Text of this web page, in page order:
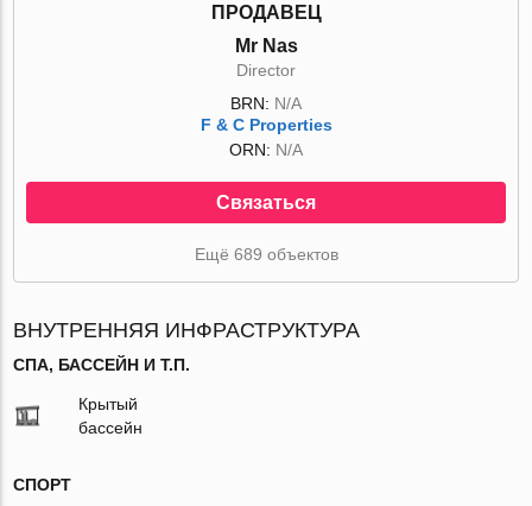
ПРОДАВЕЦ
Mr Nas
Director
BRN: N/A
F & C Properties
ORN: N/A
Связаться
Ещё 689 объектов
ВНУТРЕННЯЯ ИНФРАСТРУКТУРА
СПА, БАССЕЙН И Т.П.
Крытый
бассейн
СПОРТ